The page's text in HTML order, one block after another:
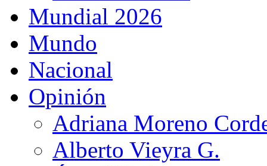
Mundial 2026
Mundo
Nacional
Opinión
Adriana Moreno
Alberto Vieyra G.